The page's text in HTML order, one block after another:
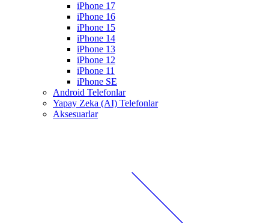
iPhone 17
iPhone 16
iPhone 15
iPhone 14
iPhone 13
iPhone 12
iPhone 11
iPhone SE
Android Telefonlar
Yapay Zeka (AI) Telefonlar
Aksesuarlar